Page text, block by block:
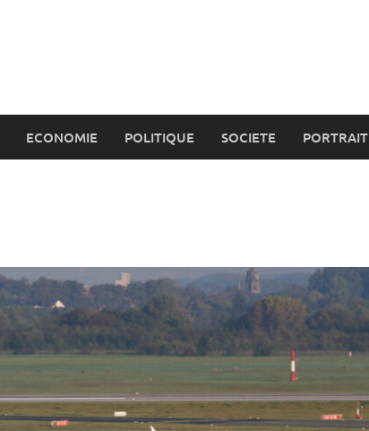
ECONOMIE POLITIQUE SOCIETE PORTRAIT